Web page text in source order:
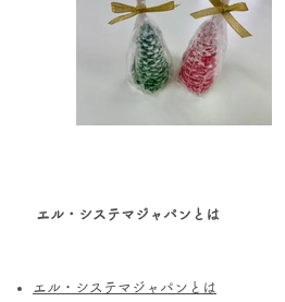
エル・システマジャパンとは
エル・システマジャパンとは